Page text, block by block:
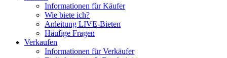
Informationen für Käufer
Wie biete ich?
Anleitung LIVE-Bieten
Häufige Fragen
Verkaufen
Informationen für Verkäufer